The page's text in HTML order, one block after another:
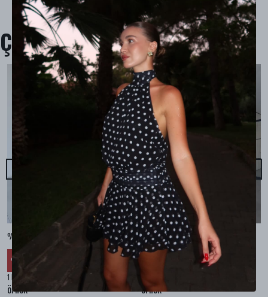
Çok Satanlar
%100 KETEN CEPLİ ŞALVAR PANTOLON - Bej
% ₺ 1,609.99
1 Renk 4 Beden
örnek
%100 KETEN SALAŞ GÖMLEK - Bej
₺ 2,099.99
₺ 1,469.99
örnek